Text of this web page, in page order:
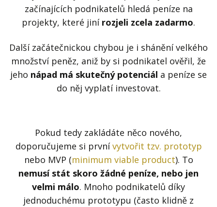
začínajících podnikatelů hledá peníze na
projekty, které jiní rozjeli zcela zadarmo.
Další začátečnickou chybou je i shánění velkého
množství peněz, aniž by si podnikatel ověřil, že
jeho nápad má skutečný potenciál a peníze se
do něj vyplatí investovat.
Pokud tedy zakládáte něco nového,
doporučujeme si prvnívytvořit tzv. prototyp
nebo MVP (minimum viable product). To
nemusí stát skoro žádné peníze, nebo jen
velmi málo. Mnoho podnikatelů díky
jednoduchému prototypu (často klidně z